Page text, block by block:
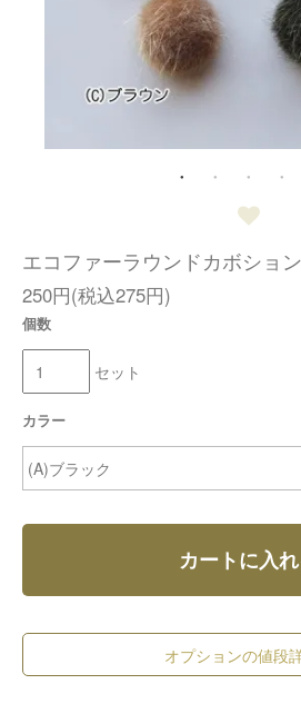
エコファーラウンドカボション
250円(税込275円)
個数
セット
カラー
カートに入
オプションの値段